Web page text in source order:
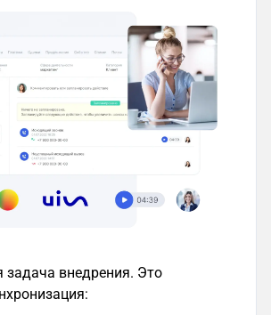
задача внедрения. Это